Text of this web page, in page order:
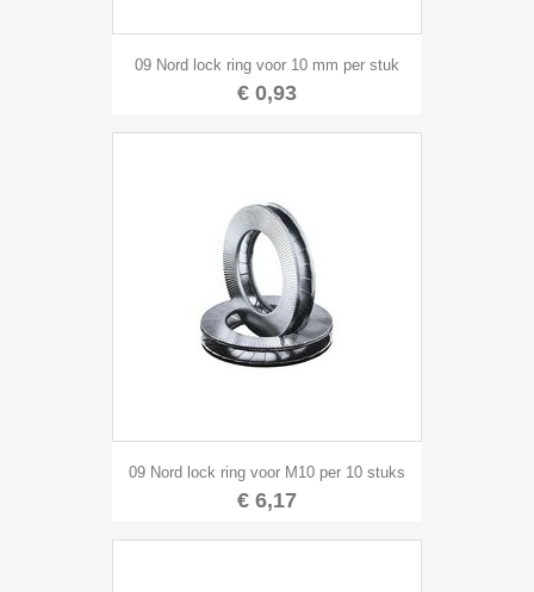
09 Nord lock ring voor 10 mm per stuk
€ 0,93
09 Nord lock ring voor M10 per 10 stuks
€ 6,17